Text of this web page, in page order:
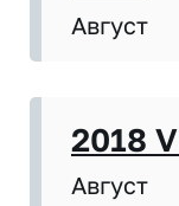
Август
2018
Август